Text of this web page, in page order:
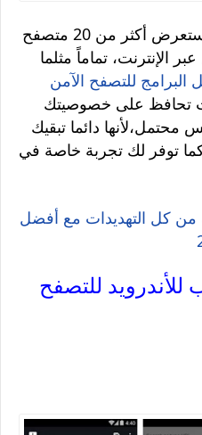
في هذه المشاركة، سوف نستعرض أكثر من 20 متصفح
الإنترنت، تماماً مثلما
البرامج للتصفح الآمن
تحافظ على خصوصيتك
دائما تبقيك
توفر لك تجربة خاصة في
كل التهديدات مع أفضل
ويب للأندرويد للتصفح